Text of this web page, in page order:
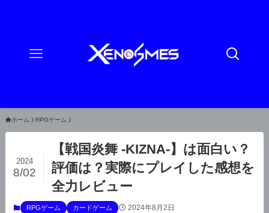
ホーム RPGゲーム
【戦国炎舞 -KIZNA-】は面白い？
評価は？実際にプレイした感想を
全力レビュー
2024
8/02
RPGゲーム カードゲーム 2024年8月2日